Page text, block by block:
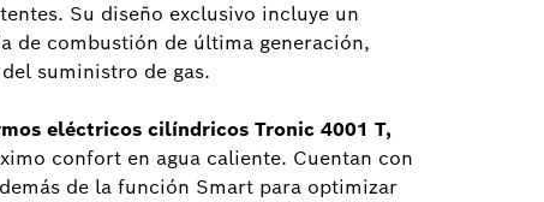
Su diseño exclusivo incluye un
de combustión de última generación,
suministro de gas.
eléctricos cilíndricos Tronic 4001 T,
confort en agua caliente. Cuentan con
de la función Smart para optimizar